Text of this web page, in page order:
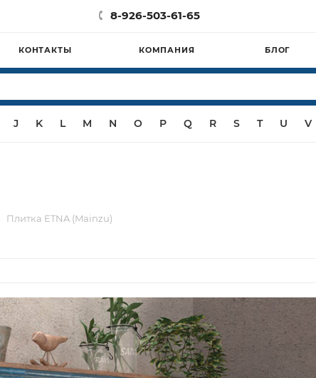
8-926-503-61-65
КОНТАКТЫ КОМПАНИЯ БЛОГ
J K L M N O P Q R S T U V
Плитка ETNA (Mainzu)